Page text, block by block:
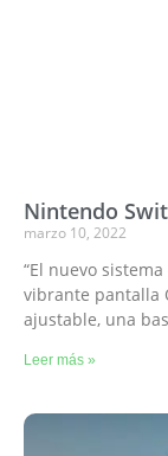
Nintendo
marzo 10, 2022
“El nuevo
vibrante pantalla
ajustable, una
Leer más »